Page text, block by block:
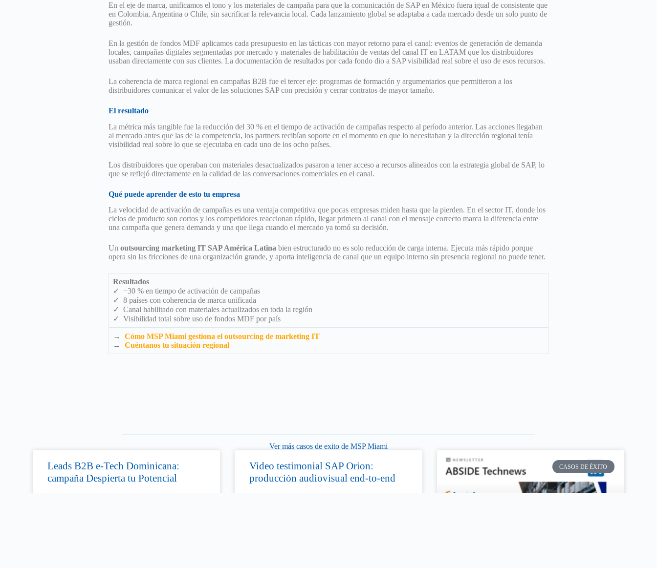
En el eje de marca, unificamos el tono y los materiales de campaña para que la comunicación de SAP en México fuera igual de consistente que
en Colombia, Argentina o Chile, sin sacrificar la relevancia local. Cada lanzamiento global se adaptaba a cada mercado desde un solo punto de
gestión.
En la gestión de fondos MDF aplicamos cada presupuesto en las tácticas con mayor retorno para el canal: eventos de generación de demanda
locales, campañas digitales segmentadas por mercado y materiales de habilitación de ventas del canal IT en LATAM que los distribuidores
usaban directamente con sus clientes. La documentación de resultados por cada fondo dio a SAP visibilidad real sobre el uso de esos recursos.
La coherencia de marca regional en campañas B2B fue el tercer eje: programas de formación y argumentarios que permitieron a los
distribuidores comunicar el valor de las soluciones SAP con precisión y cerrar contratos de mayor tamaño.
El resultado
La métrica más tangible fue la reducción del 30 % en el tiempo de activación de campañas respecto al período anterior. Las acciones llegaban
al mercado antes que las de la competencia, los partners recibían soporte en el momento en que lo necesitaban y la dirección regional tenía
visibilidad real sobre lo que se ejecutaba en cada uno de los ocho países.
Los distribuidores que operaban con materiales desactualizados pasaron a tener acceso a recursos alineados con la estrategia global de SAP, lo
que se reflejó directamente en la calidad de las conversaciones comerciales en el canal.
Qué puede aprender de esto tu empresa
La velocidad de activación de campañas es una ventaja competitiva que pocas empresas miden hasta que la pierden. En el sector IT, donde los
ciclos de producto son cortos y los competidores reaccionan rápido, llegar primero al canal con el mensaje correcto marca la diferencia entre
una campaña que genera demanda y una que llega cuando el mercado ya tomó su decisión.
Un outsourcing marketing IT SAP América Latina bien estructurado no es solo reducción de carga interna. Ejecuta más rápido porque
opera sin las fricciones de una organización grande, y aporta inteligencia de canal que un equipo interno sin presencia regional no puede tener.
Resultados
✓ −30 % en tiempo de activación de campañas
✓ 8 países con coherencia de marca unificada
✓ Canal habilitado con materiales actualizados en toda la región
✓ Visibilidad total sobre uso de fondos MDF por país
→ Cómo MSP Miami gestiona el outsourcing de marketing IT
→ Cuéntanos tu situación regional
Ver más casos de exito de MSP Miami
Leads B2B e-Tech Dominicana:
campaña Despierta tu Potencial
Video testimonial SAP Orion:
producción audiovisual end-to-end
CASOS DE ÉXITO